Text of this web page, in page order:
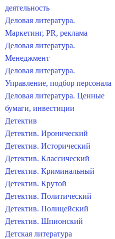
деятельность
Деловая литература.
Маркетинг, PR, реклама
Деловая литература.
Менеджмент
Деловая литература.
Управление, подбор персонала
Деловая литература. Ценные
бумаги, инвестиции
Детектив
Детектив. Иронический
Детектив. Исторический
Детектив. Классический
Детектив. Криминальный
Детектив. Крутой
Детектив. Политический
Детектив. Полицейский
Детектив. Шпионский
Детская литература